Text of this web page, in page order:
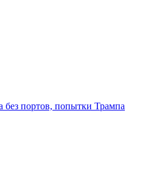
без портов, попытки Трампа